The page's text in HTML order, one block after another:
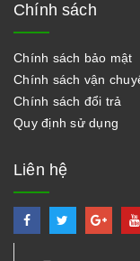
Chính sách
Chính sách bảo mật
Chính sách vận
Chính sách đổi trả
Quy định sử dụng
Liên hệ